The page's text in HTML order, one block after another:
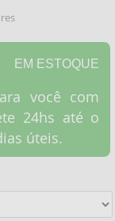
EM ESTOQUE
você com
24hs até o
úteis.